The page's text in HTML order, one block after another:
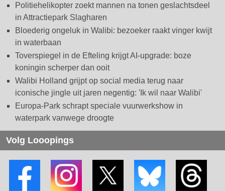
Politiehelikopter zoekt mannen na tonen geslachtsdeel
in Attractiepark Slagharen
Bloederig ongeluk in Walibi: bezoeker raakt vinger kwijt
in waterbaan
Toverspiegel in de Efteling krijgt AI-upgrade: boze
koningin scherper dan ooit
Walibi Holland grijpt op social media terug naar
iconische jingle uit jaren negentig: 'Ik wil naar Walibi'
Europa-Park schrapt speciale vuurwerkshow in
waterpark vanwege droogte
Volg Looopings